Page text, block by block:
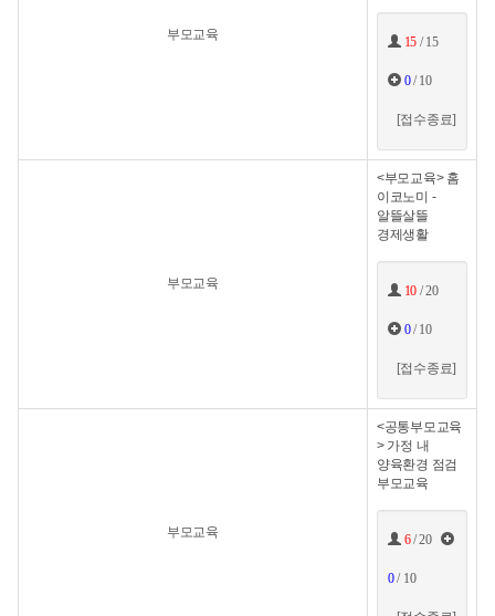
부모교육 15/ 15
0/ 10
[접수종료]
부모교육
<부모교육> 홈
이코노미 -
알뜰살뜰
경제생활
10/ 20
0/ 10
[접수종료]
부모교육
<공통부모교육
> 가정 내
양육환경 점검
부모교육
6/ 20
0/ 10